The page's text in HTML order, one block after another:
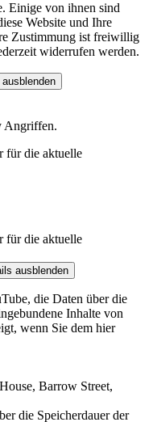
Einige von ihnen sind
Website und Ihre
Zustimmung ist freiwillig
widerrufen werden.
ausblenden
Angriffen.
für die aktuelle
für die aktuelle
ausblenden
die Daten über die
Inhalte von
wenn Sie dem hier
Barrow Street,
die Speicherdauer der